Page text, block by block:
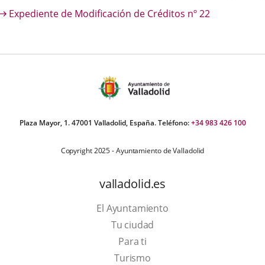
una
externa.
una
externa.
Expediente de Modificación de Créditos nº 22
Plaza Mayor, 1. 47001 Valladolid, España. Teléfono:+34 983 426 100
Copyright 2025 - Ayuntamiento de Valladolid
valladolid.es
El Ayuntamiento
Tu ciudad
Para ti
TurismoEste